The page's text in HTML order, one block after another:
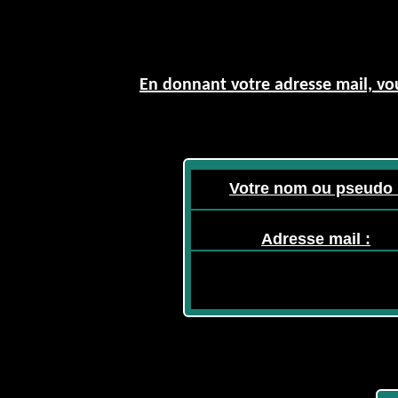
En donnant votre adresse mail,
Votre nom ou pseudo
Adresse mail :